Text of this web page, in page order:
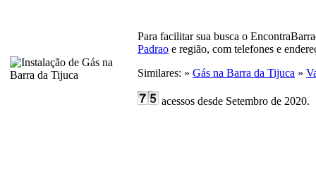
Para facilitar sua busca o
Padrao e região, com telefones e
Similares: » Gás na Barra da Tijuca »
acessos desde Setembro de 2020.